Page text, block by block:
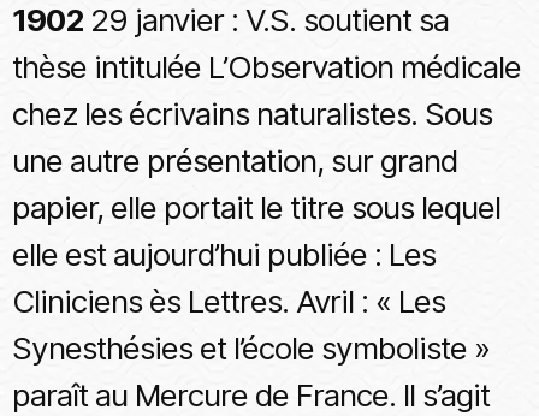
1902 29 janvier : V.S. soutient sa
thèse intitulée L’Observation médicale
chez les écrivains naturalistes. Sous
une autre présentation, sur grand
papier, elle portait le titre sous lequel
elle est aujourd’hui publiée : Les
Cliniciens ès Lettres. Avril : « Les
Synesthésies et l’école symboliste »
paraît au Mercure de France. Il s’agit